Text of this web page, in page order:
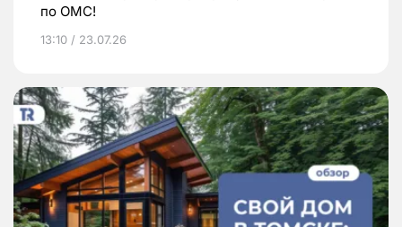
по ОМС!
13:10 / 23.07.26